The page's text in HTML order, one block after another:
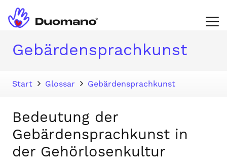
Gebärdensprachkunst
Start Glossar Gebärdensprachkunst
Bedeutung der
Gebärdensprachkunst in
der Gehörlosenkultur